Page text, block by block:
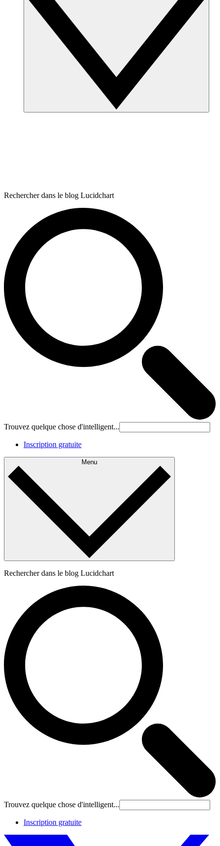
Rechercher dans le blog Lucidchart
Trouvez quelque chose d'intelligent...
Inscription gratuite
Menu
Rechercher dans le blog Lucidchart
Trouvez quelque chose d'intelligent...
Inscription gratuite